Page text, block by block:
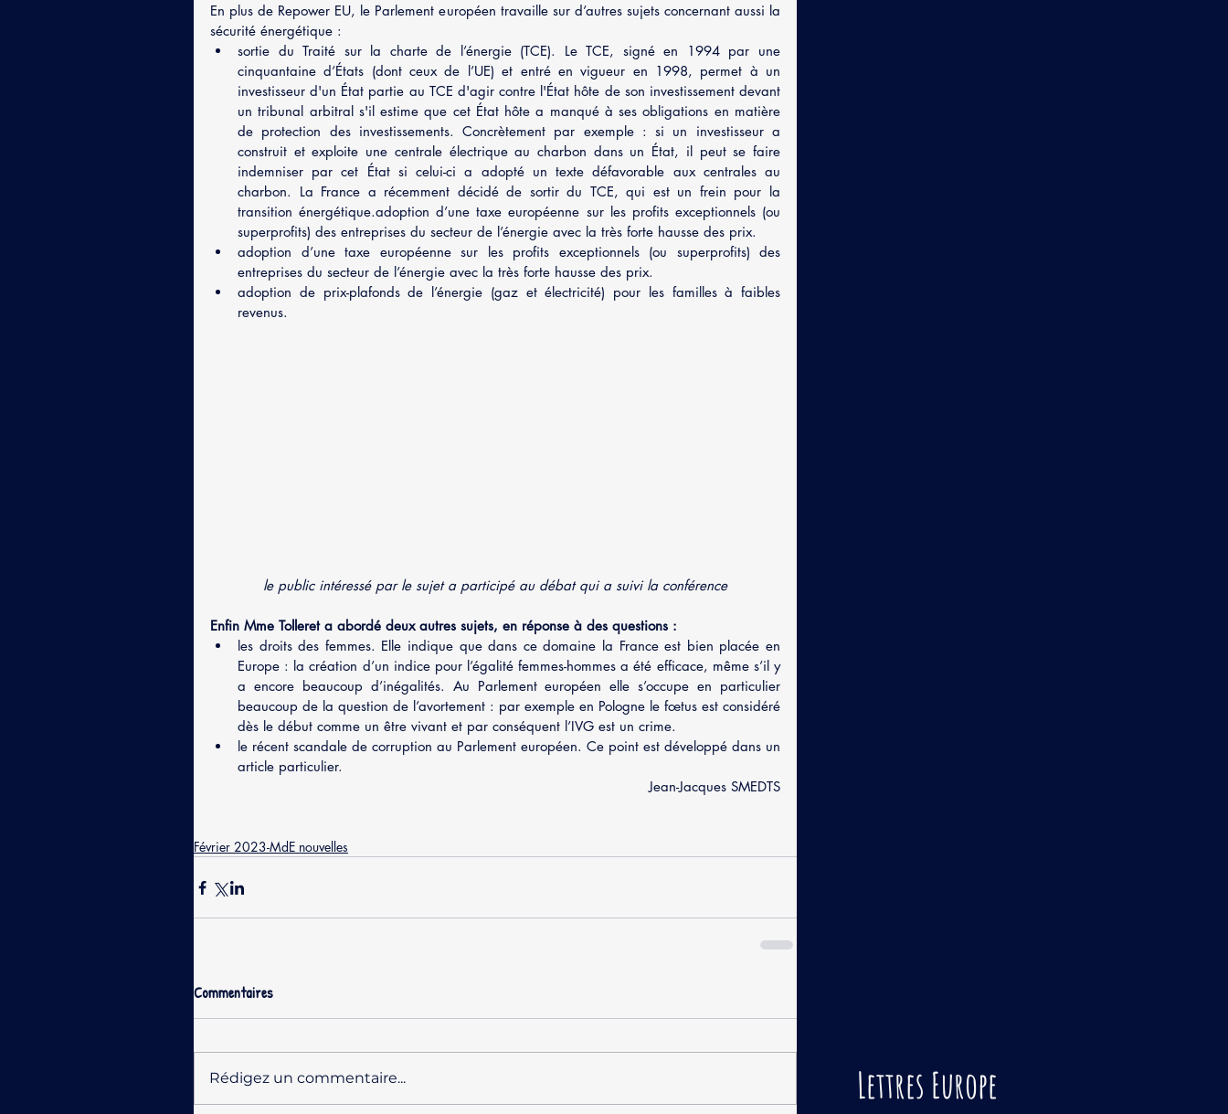
En plus de Repower EU, le Parlement européen travaille sur d’autres sujets concernant aussi la
sécurité énergétique :
sortie du Traité sur la charte de l’énergie (TCE). Le TCE, signé en 1994 par une
cinquantaine d’États (dont ceux de l’UE) et entré en vigueur en 1998, permet à un
investisseur d'un État partie au TCE d'agir contre l'État hôte de son investissement devant
un tribunal arbitral s'il estime que cet État hôte a manqué à ses obligations en matière
de protection des investissements. Concrètement par exemple : si un investisseur a
construit et exploite une centrale électrique au charbon dans un État, il peut se faire
indemniser par cet État si celui-ci a adopté un texte défavorable aux centrales au
charbon. La France a récemment décidé de sortir du TCE, qui est un frein pour la
transition énergétique.adoption d’une taxe européenne sur les profits exceptionnels (ou
superprofits) des entreprises du secteur de l’énergie avec la très forte hausse des prix.
adoption d’une taxe européenne sur les profits exceptionnels (ou superprofits) des
entreprises du secteur de l’énergie avec la très forte hausse des prix.
adoption de prix-plafonds de l’énergie (gaz et électricité) pour les familles à faibles
revenus.
le public intéressé par le sujet a participé au débat qui a suivi la conférence
Enfin Mme Tolleret a abordé deux autres sujets, en réponse à des questions :
les droits des femmes. Elle indique que dans ce domaine la France est bien placée en
Europe : la création d’un indice pour l’égalité femmes-hommes a été efficace, même s’il y
a encore beaucoup d’inégalités. Au Parlement européen elle s’occupe en particulier
beaucoup de la question de l’avortement : par exemple en Pologne le fœtus est considéré
dès le début comme un être vivant et par conséquent l’IVG est un crime.
le récent scandale de corruption au Parlement européen. Ce point est développé dans un
article particulier.
Jean-Jacques SMEDTS
Février 2023-MdE nouvelles
Commentaires
Rédigez un commentaire... Lettres Europe